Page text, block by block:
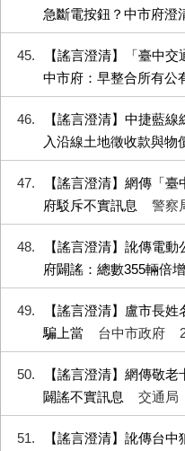
急斷電按鈕？中市府澄
45
【謠言澄清】「臺中
中市府：早整合所有公
46
【謠言澄清】中捷藍
入沿線土地徵收款與物
47
【謠言澄清】網傳「
府駁斥不實訊息
警察
48
【謠言澄清】訛傳電
府闢謠：總數355輛倍
49
【謠言澄清】盧市長
騙上當
台中市政府
50
【謠言澄清】網傳敬
闢謠不實訊息
交通局
51
【謠言澄清】訛傳台